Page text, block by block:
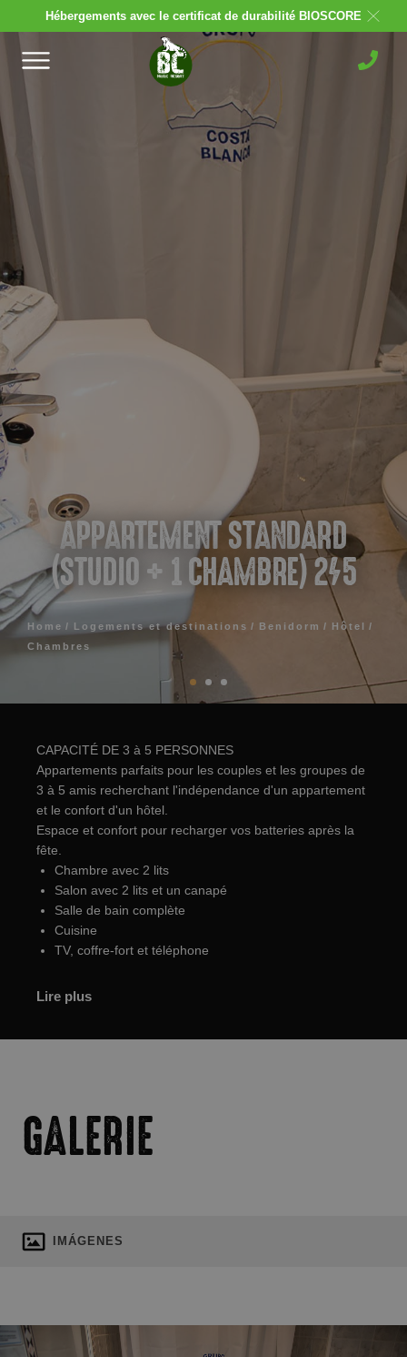
Hébergements avec le certificat de durabilité BIOSCORE
APPARTEMENT STANDARD
(STUDIO + 1 CHAMBRE) 2/5
Home Logements et destinations Benidorm
Hôtel
Chambres
CAPACITÉ DE 3 à 5 PERSONNES
Appartements parfaits pour les couples et les groupes de
3 à 5 amis recherchant l'indépendance d'un appartement
et le confort d'un hôtel.
Espace et confort pour recharger vos batteries après la
fête.
Chambre avec 2 lits
Salon avec 2 lits et un canapé
Salle de bain complète
Cuisine
TV, coffre-fort et téléphone
Lire plus
GALERIE
IMÁGENES